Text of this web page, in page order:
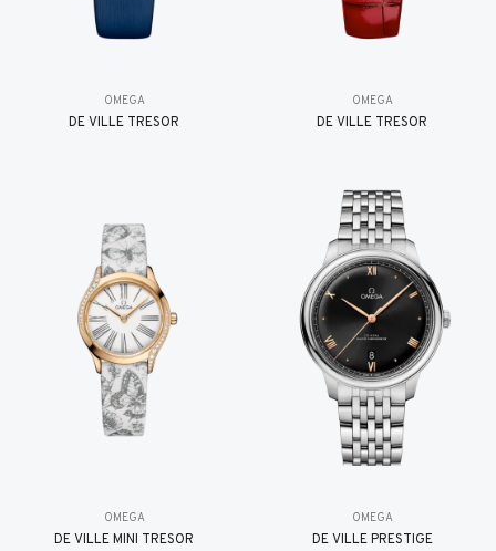
OMEGA
DE VILLE TRESOR
OMEGA
DE VILLE TRESOR
OMEGA
DE VILLE MINI TRÉSOR
OMEGA
DE VILLE PRESTIGE